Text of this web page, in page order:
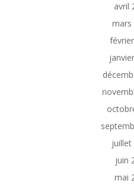
avril
mars
juillet
juin
mai